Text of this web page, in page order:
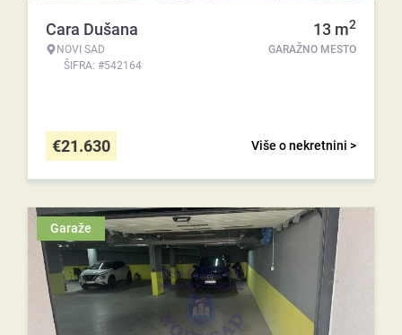
Cara Dušana
NOVI SAD
ŠIFRA: #542164
13 m2
GARAŽNO MESTO
Više o nekretnini >
€21.630
Garaže